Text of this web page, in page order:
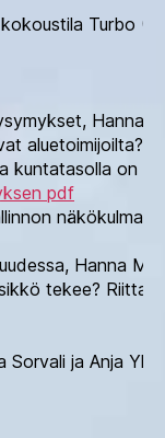
Turbo
Hanna
aluetoimijoilta?
kuntatasolla on
pdf
Hanna
tekee? Riitta
Sorvali ja Anja